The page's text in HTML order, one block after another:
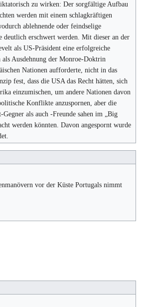
zu wirken: Der sorgfältige Aufbau
werden mit einem schlagkräftigen
ablehnende oder feindselige
deutlich erschwert werden. Mit dieser an der
als US-Präsident eine erfolgreiche
Ausdehnung der Monroe-Doktrin
Nationen aufforderte, nicht in das
fest, dass die USA das Recht hätten, sich
einzumischen, um andere Nationen davon
Konflikte anzuspornen, aber die
als auch -Freunde sahen im „Big
werden könnten. Davon angespornt wurde
vor der Küste Portugals nimmt